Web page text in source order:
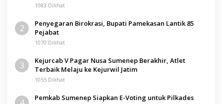
1083 Dilihat
2
Penyegaran Birokrasi, Bupati Pamekasan Lantik 85
Pejabat
1070 Dilihat
3
Kejurcab V Pagar Nusa Sumenep Berakhir, Atlet
Terbaik Melaju ke Kejurwil Jatim
1055 Dilihat
Pemkab Sumenep Siapkan E-Voting untuk Pilkades